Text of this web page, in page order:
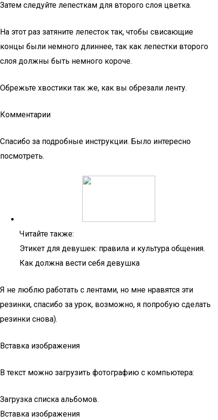
Затем следуйте лепесткам для второго слоя цветка.
На этот раз затяните лепесток так, чтобы свисающие
концы были немного длиннее, так как лепестки второго
слоя должны быть немного короче.
Обрежьте хвостики так же, как вы обрезали ленту.
Комментарии
Спасибо за подробные инструкции. Было интересно
посмотреть.
Читайте также:
Этикет для девушек: правила и культура общения.
Как должна вести себя девушка
Я не люблю работать с лентами, но мне нравятся эти
резинки, спасибо за урок, возможно, я попробую сделать
резинки снова).
Вставка изображения
В текст можно загрузить фотографию с компьютера:
Загрузка списка альбомов.
Вставка изображения